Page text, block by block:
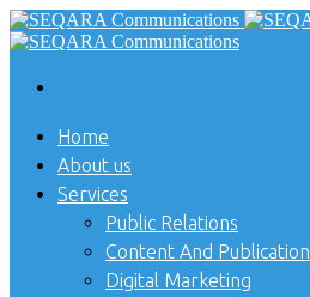
Home
About us
Services
Public Relations
Content And Publication
Digital Marketing